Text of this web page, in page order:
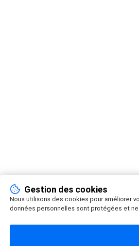
Gestion des cookies
Nous utilisons des cookies pour améliorer
données personnelles sont protégées et